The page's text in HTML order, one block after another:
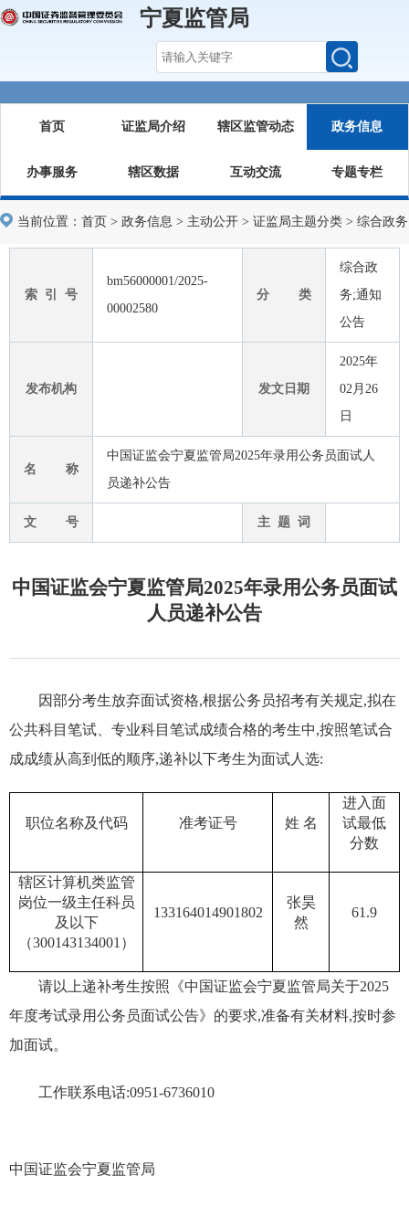
宁夏监管局
首页 证监局介绍 辖区监管动态 政务信息
办事服务 辖区数据 互动交流 专题专栏
当前位置： 首页 > 政务信息 > 主动公开 > 证监局主题分类 > 综合政务
索 引 号
bm56000001/2025-
00002580
分 类
综合政
务;通知
公告
发布机构 发文日期
2025年
02月26
日
名 称
中国证监会宁夏监管局2025年录用公务员面试人
员递补公告
文 号 主 题 词
中国证监会宁夏监管局2025年录用公务员面试
人员递补公告
因部分考生放弃面试资格,根据公务员招考有关规定,拟在
公共科目笔试、专业科目笔试成绩合格的考生中,按照笔试合
成成绩从高到低的顺序,递补以下考生为面试人选:
职位名称及代码 准考证号 姓 名
进入面
试最低
分数
辖区计算机类监管
岗位一级主任科员
及以下
（300143134001）
133164014901802
张昊
然
61.9
请以上递补考生按照《中国证监会宁夏监管局关于2025
年度考试录用公务员面试公告》的要求,准备有关材料,按时参
加面试。
工作联系电话:0951-6736010
中国证监会宁夏监管局